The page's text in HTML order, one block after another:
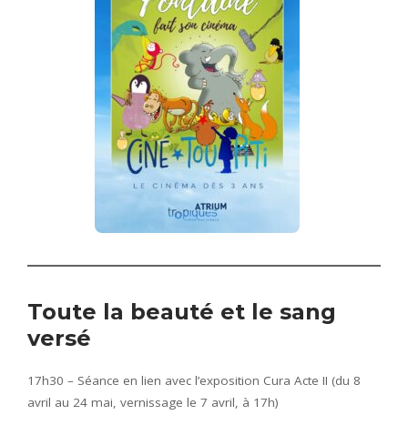
Toute la beauté et le sang
versé
17h30 – Séance en lien avec l’exposition Cura Acte II (du 8
avril au 24 mai, vernissage le 7 avril, à 17h)